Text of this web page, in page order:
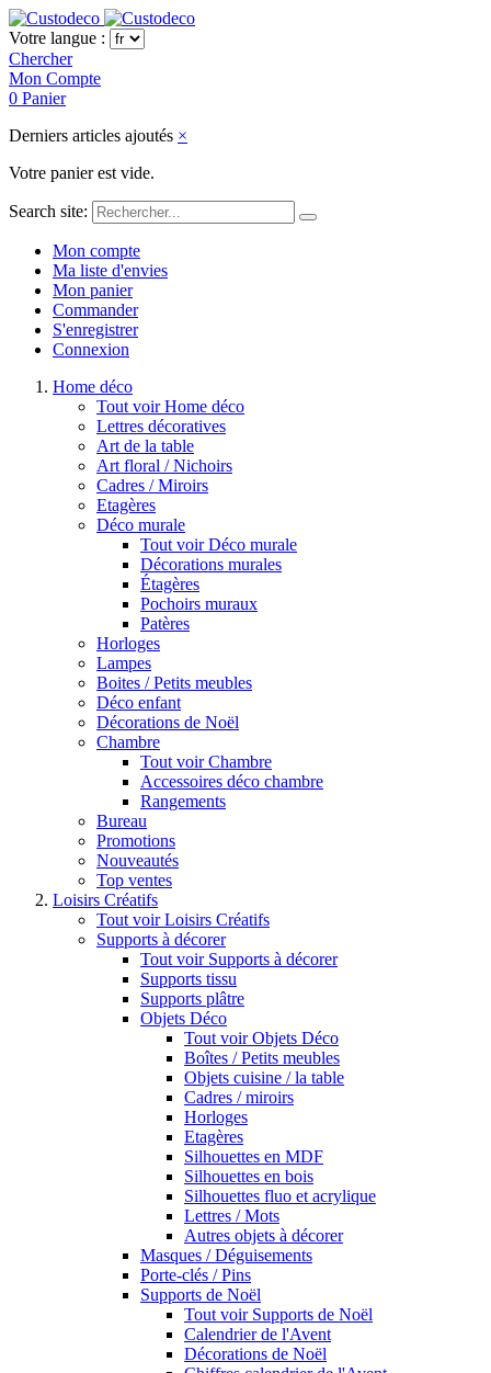
Votre langue :
Chercher
Mon Compte
0 Panier
Derniers articles ajoutés ×
Votre panier est vide.
Search site:
Mon compte
Ma liste d'envies
Mon panier
Commander
S'enregistrer
Connexion
Home déco
Tout voir Home déco
Lettres décoratives
Art de la table
Art floral / Nichoirs
Cadres / Miroirs
Etagères
Déco murale
Tout voir Déco murale
Décorations murales
Étagères
Pochoirs muraux
Patères
Horloges
Lampes
Boites / Petits meubles
Déco enfant
Décorations de Noël
Chambre
Tout voir Chambre
Accessoires déco chambre
Rangements
Bureau
Promotions
Nouveautés
Top ventes
Loisirs Créatifs
Tout voir Loisirs Créatifs
Supports à décorer
Tout voir Supports à décorer
Supports tissu
Supports plâtre
Objets Déco
Tout voir Objets Déco
Boîtes / Petits meubles
Objets cuisine / la table
Cadres / miroirs
Horloges
Etagères
Silhouettes en MDF
Silhouettes en bois
Silhouettes fluo et acrylique
Lettres / Mots
Autres objets à décorer
Masques / Déguisements
Porte-clés / Pins
Supports de Noël
Tout voir Supports de Noël
Calendrier de l'Avent
Décorations de Noël